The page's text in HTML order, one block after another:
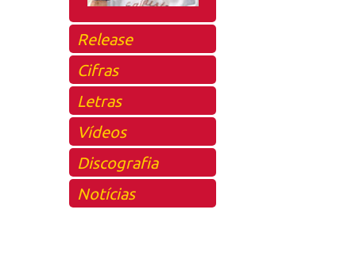
Release
Cifras
Letras
Vídeos
Discografia
Notícias